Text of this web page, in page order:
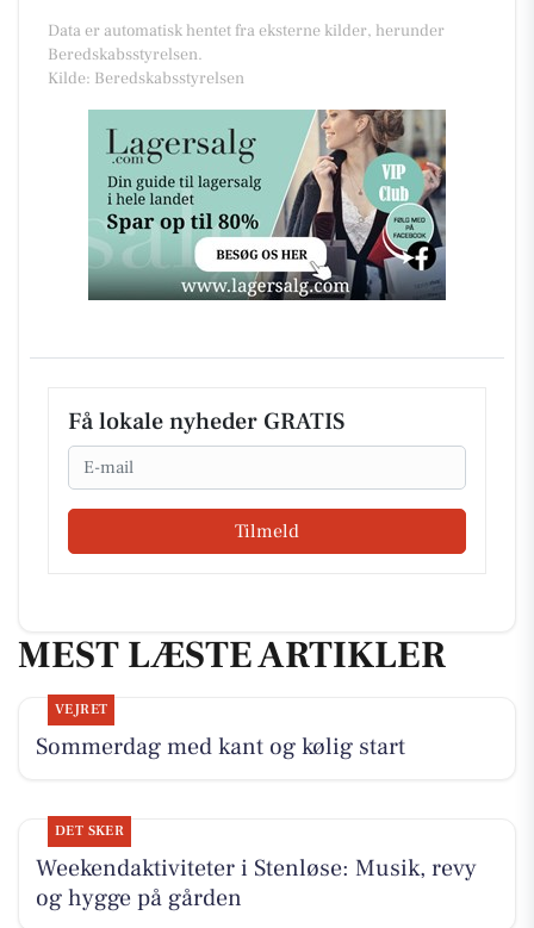
Data er automatisk hentet fra eksterne kilder, herunder
Beredskabsstyrelsen.
Kilde: Beredskabsstyrelsen
Få lokale nyheder GRATIS
Email
Tilmeld
MEST LÆSTE ARTIKLER
VEJRET
Sommerdag med kant og kølig start
DET SKER
Weekendaktiviteter i Stenløse: Musik, revy
og hygge på gården